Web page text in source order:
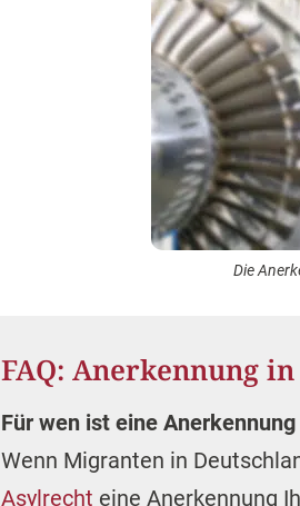
Die
FAQ: Anerkennung
Für wen ist eine
Wenn Migranten in
Asylrecht eine Anerkennung